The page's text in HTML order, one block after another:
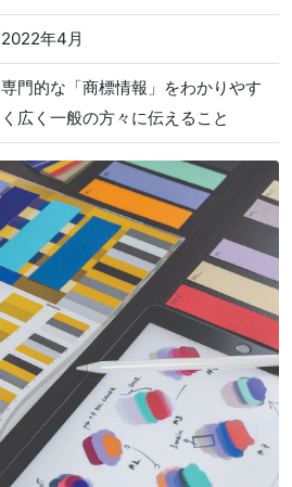
2022年4月
専門的な「商標情報」をわかりやす
く広く一般の方々に伝えること